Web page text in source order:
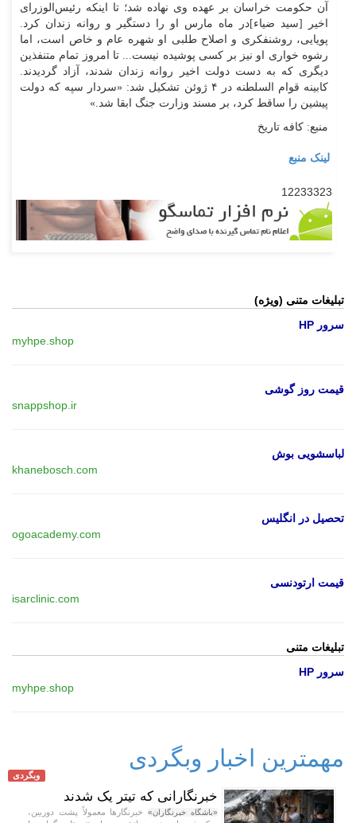
آن حکومت خراسان بر عهده وی نهاده شد؛ تا اینکه رئیس‌الوزرای
اخیر [سید ضیاء]در ماه مارس او را دستگیر و روانه زندان کرد.
پویایی، روشنفکری و اصلاح طلبی او شهره عام و خاص است، اما
رشوه خواری او نیز بر کسی پوشیده نیست... تا امروز تمام متنفذین
دیگری که به دست دولت اخیر روانه زندان شدند، آزاد گردیدند.
کابینه قوام السلطنه در ۴ ژوئن تشکیل شد: «سردار سپه که دولت
پیشین را ساقط کرد، بر مسند وزارت جنگ ابقا شد.»
منبع: کافه تاریخ
لینک منبع
12233323
تبلیغات متنی (ویژه)
سرور HP
myhpe.shop
قیمت روز گوشی
snappshop.ir
لباسشویی بوش
khanebosch.com
تحصیل در انگلیس
ogoacademy.com
قیمت ارتودنسی
isarclinic.com
تبلیغات متنی
سرور HP
myhpe.shop
مهمترین اخبار وبگردی
وبگردی
خبرنگارانی که تیتر یک شدند
«باشگاه خبرنگاران»خبرنگار‌ها معمولاً پشت دوربین،